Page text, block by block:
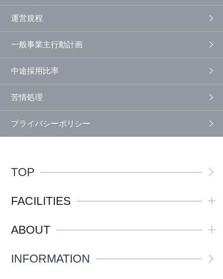
運営規程
一般事業主行動計画
中途採用比率
苦情処理
プライバシーポリシー
TOP
FACILITIES
ABOUT
INFORMATION